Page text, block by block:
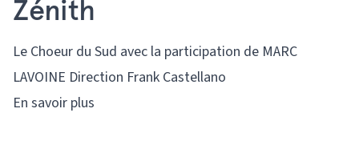
Zénith
Le Choeur du Sud avec la participation de MARC
LAVOINE Direction Frank Castellano
En savoir plus